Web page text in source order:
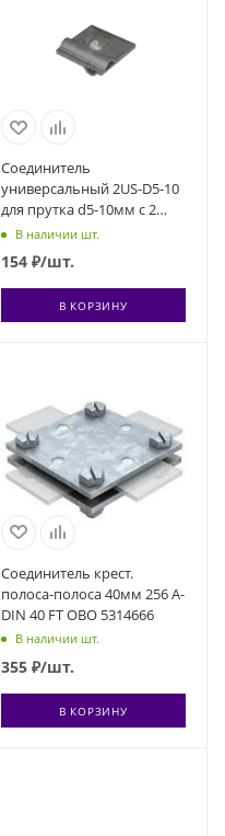
Соединитель
универсальный 2US-D5-10
для прутка d5-10мм с 2
пластинами 50х50мм сталь
КМ MA0276
В наличии шт.
154₽/шт.
В КОРЗИНУ
Соединитель крест.
полоса-полоса 40мм 256 A-
DIN 40 FT OBO 5314666
В наличии шт.
355₽/шт.
В КОРЗИНУ